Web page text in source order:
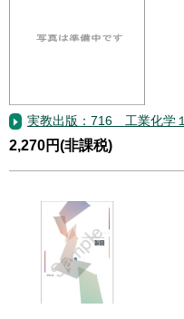
実教出版：716 工業化学１
2,270円(非課税)